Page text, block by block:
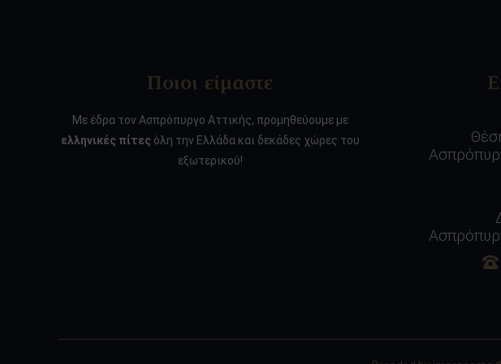
Ποιοι είμαστε
Με έδρα τον Ασπρόπυργο Αττικής, προμηθεύουμε με
ελληνικές πίτεςόλη την Ελλάδα και δεκάδες χώρες του
εξωτερικού!